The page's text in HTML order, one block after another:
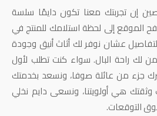
إن تجربتك معنا تكون دايمًا سلسة
الموقع إلى لحظة استلامك للمنتج في
عشان نوفر لك أثاث أنيق وجودة
لك راحة البال. سواء كنت تطلب لأول
جزء من عائلة صوفا، ونسعد بخدمتك
هي أولويتنا، ونسعى دايم نخلي
التوقعات.